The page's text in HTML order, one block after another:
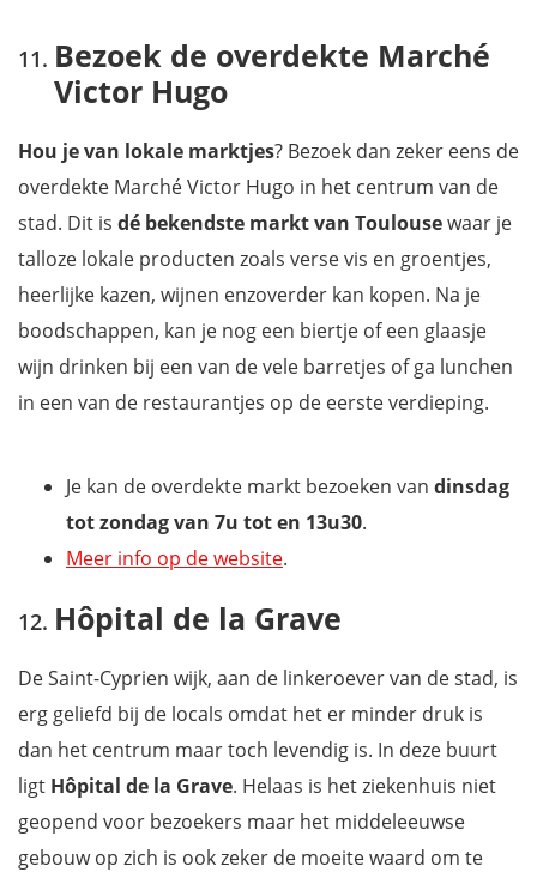
Bezoek de overdekte Marché
Victor Hugo
Hou je van lokale marktjes? Bezoek dan zeker eens de
overdekte Marché Victor Hugo in het centrum van de
stad. Dit is dé bekendste markt van Toulousewaar je
talloze lokale producten zoals verse vis en groentjes,
heerlijke kazen, wijnen enzoverder kan kopen. Na je
boodschappen, kan je nog een biertje of een glaasje
wijn drinken bij een van de vele barretjes of ga lunchen
in een van de restaurantjes op de eerste verdieping.
Je kan de overdekte markt bezoeken van dinsdag
tot zondag van 7u tot en 13u30.
Meer info op de website.
Hôpital de la Grave
De Saint-Cyprien wijk, aan de linkeroever van de stad, is
erg geliefd bij de locals omdat het er minder druk is
dan het centrum maar toch levendig is. In deze buurt
ligt Hôpital de la Grave. Helaas is het ziekenhuis niet
geopend voor bezoekers maar het middeleeuwse
gebouw op zich is ook zeker de moeite waard om te